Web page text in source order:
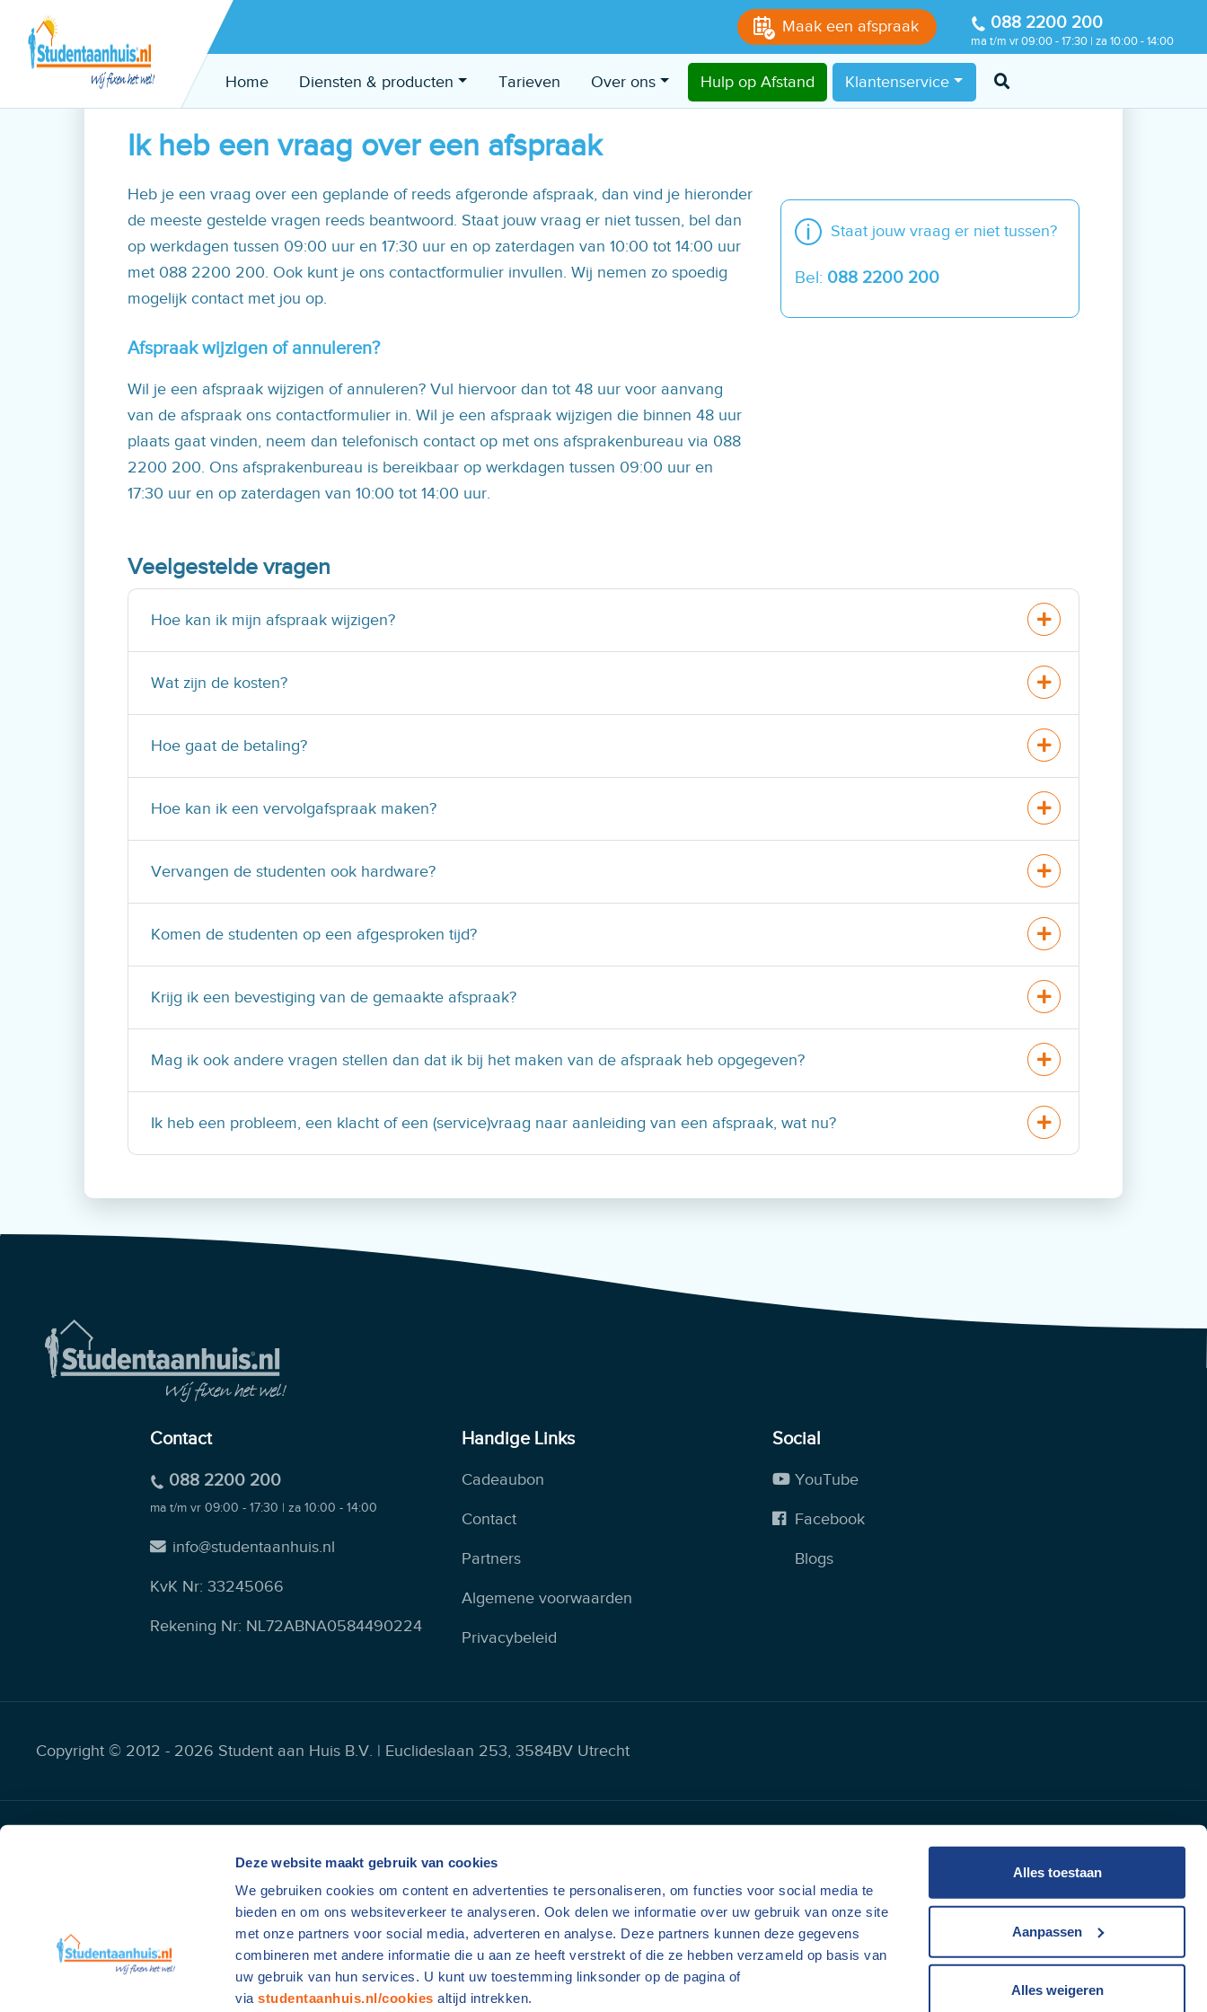
Deze website maakt gebruik van cookies
We gebruiken cookies om content en advertenties te personaliseren, om functies voor social media te
bieden en om ons websiteverkeer te analyseren. Ook delen we informatie over uw gebruik van onze site
met onze partners voor social media, adverteren en analyse. Deze partners kunnen deze gegevens
combineren met andere informatie die u aan ze heeft verstrekt of die ze hebben verzameld op basis van
uw gebruik van hun services. U kunt uw toestemming linksonder op de pagina of
viastudentaanhuis.nl/cookies altijd intrekken.
Alles toestaan
Aanpassen
Alles weigeren
088 2200 200
ma t/m vr 09:00 - 17:30 | za 10:00 - 14:00
Maak een afspraak
Home Diensten & producten Tarieven Over ons Hulp op Afstand Klantenservice
Klantenservice Klantenservice Vraag Afspraak
Ik heb een vraag over een afspraak
Heb je een vraag over een geplande of reeds afgeronde afspraak, dan vind je hieronder
de meeste gestelde vragen reeds beantwoord. Staat jouw vraag er niet tussen, bel dan
op werkdagen tussen 09:00 uur en 17:30 uur en op zaterdagen van 10:00 tot 14:00 uur
met 088 2200 200. Ook kunt je ons contactformulier invullen. Wij nemen zo spoedig
mogelijk contact met jou op.
Afspraak wijzigen of annuleren?
Wil je een afspraak wijzigen of annuleren? Vul hiervoor dan tot 48 uur voor aanvang
van de afspraak ons contactformulier in. Wil je een afspraak wijzigen die binnen 48 uur
plaats gaat vinden, neem dan telefonisch contact op met ons afsprakenbureau via 088
2200 200. Ons afsprakenbureau is bereikbaar op werkdagen tussen 09:00 uur en
17:30 uur en op zaterdagen van 10:00 tot 14:00 uur.
Staat jouw vraag er niet tussen?
Bel: 088 2200 200
Veelgestelde vragen
Hoe kan ik mijn afspraak wijzigen?
Wat zijn de kosten?
Hoe gaat de betaling?
Hoe kan ik een vervolgafspraak maken?
Vervangen de studenten ook hardware?
Komen de studenten op een afgesproken tijd?
Krijg ik een bevestiging van de gemaakte afspraak?
Mag ik ook andere vragen stellen dan dat ik bij het maken van de afspraak heb opgegeven?
Ik heb een probleem, een klacht of een (service)vraag naar aanleiding van een afspraak, wat nu?
Contact
088 2200 200
ma t/m vr 09:00 - 17:30 | za 10:00 - 14:00
info@studentaanhuis.nl
KvK Nr: 33245066
Rekening Nr: NL72ABNA0584490224
Handige Links
Cadeaubon
Contact
Partners
Algemene voorwaarden
Privacybeleid
Social
YouTube
Facebook
Blogs
Copyright © 2012 - 2026 Student aan Huis B.V. | Euclideslaan 253, 3584BV Utrecht
Hulp nodig bij je digitale apparaten?
Vraag een afspraak aan
Maak een afspraak